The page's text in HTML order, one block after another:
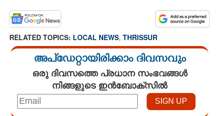
RELATED TOPICS: LOCAL NEWS, THRISSUR
അപ്ഡേറ്റായിരിക്കാം ദിവസവും
ഒരു ദിവസത്തെ പ്രധാന സംഭവങ്ങൾ
നിങ്ങളുടെ ഇൻബോക്സിൽ